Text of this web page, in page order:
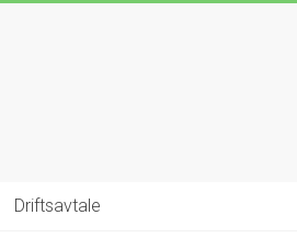
Driftsavtale